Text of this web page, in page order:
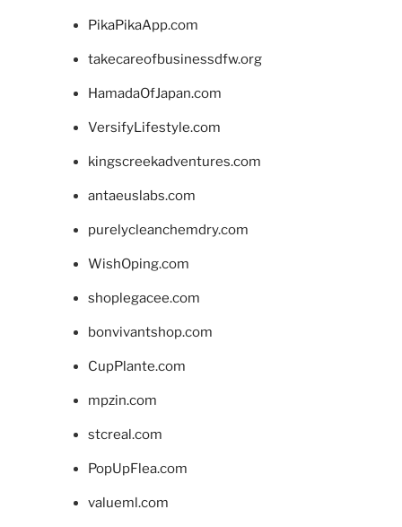
PikaPikaApp.com
takecareofbusinessdfw.org
HamadaOfJapan.com
VersifyLifestyle.com
kingscreekadventures.com
antaeuslabs.com
purelycleanchemdry.com
WishOping.com
shoplegacee.com
bonvivantshop.com
CupPlante.com
mpzin.com
stcreal.com
PopUpFlea.com
valueml.com